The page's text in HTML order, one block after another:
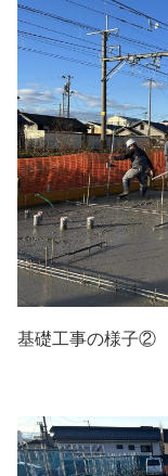
基礎工事の様子②